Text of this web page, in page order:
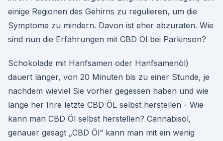
einige Regionen des Gehirns zu regulieren, um die
Symptome zu mindern. Davon ist eher abzuraten. Wie
sind nun die Erfahrungen mit CBD Öl bei Parkinson?
Schokolade mit Hanfsamen oder Hanfsamenöl)
dauert länger, von 20 Minuten bis zu einer Stunde, je
nachdem wieviel Sie vorher gegessen haben und wie
lange her Ihre letzte CBD ÖL selbst herstellen - Wie
kann man CBD Öl selbst herstellen? Cannabisöl,
genauer gesagt „CBD Öl“ kann man mit ein wenig